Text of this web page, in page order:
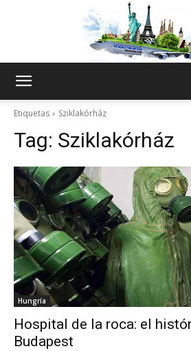
Thru
My
Etiquetas Sziklakórház
Tag: Sziklakórház
Hungría
Hospital de la roca: el
Budapest